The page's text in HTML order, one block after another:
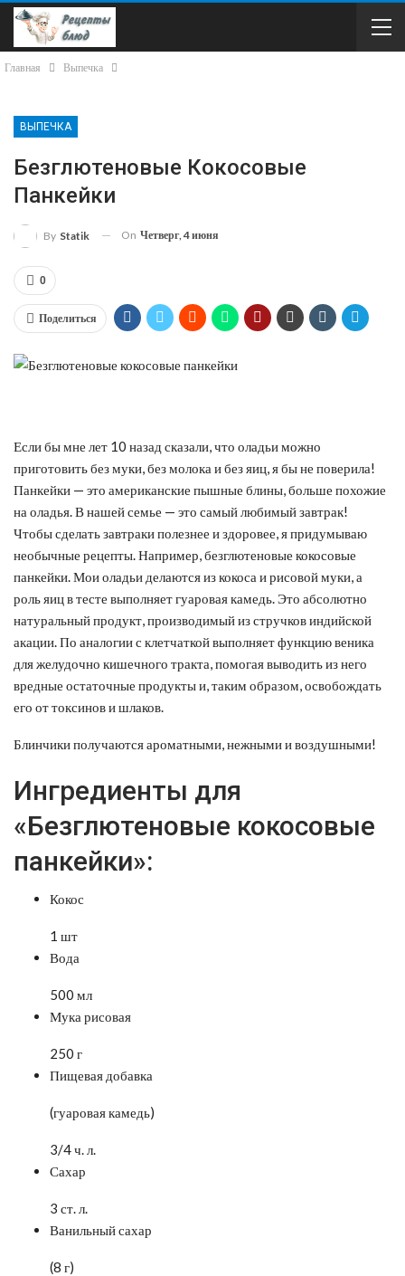
Главная Выпечка
ВЫПЕЧКА
Безглютеновые Кокосовые
Панкейки
By Statik On Четверг, 4 июня
0
Поделиться
Если бы мне лет 10 назад сказали, что оладьи можно
приготовить без муки, без молока и без яиц, я бы не поверила!
Панкейки — это американские пышные блины, больше похожие
на оладья. В нашей семье — это самый любимый завтрак!
Чтобы сделать завтраки полезнее и здоровее, я придумываю
необычные рецепты. Например, безглютеновые кокосовые
панкейки. Мои оладьи делаются из кокоса и рисовой муки, а
роль яиц в тесте выполняет гуаровая камедь. Это абсолютно
натуральный продукт, производимый из стручков индийской
акации. По аналогии с клетчаткой выполняет функцию веника
для желудочно кишечного тракта, помогая выводить из него
вредные остаточные продукты и, таким образом, освобождать
его от токсинов и шлаков.
Блинчики получаются ароматными, нежными и воздушными!
Ингредиенты для
«Безглютеновые кокосовые
панкейки»:
Кокос
1 шт
Вода
500 мл
Мука рисовая
250 г
Пищевая добавка
(гуаровая камедь)
3/4 ч. л.
Сахар
3 ст. л.
Ванильный сахар
(8 г)